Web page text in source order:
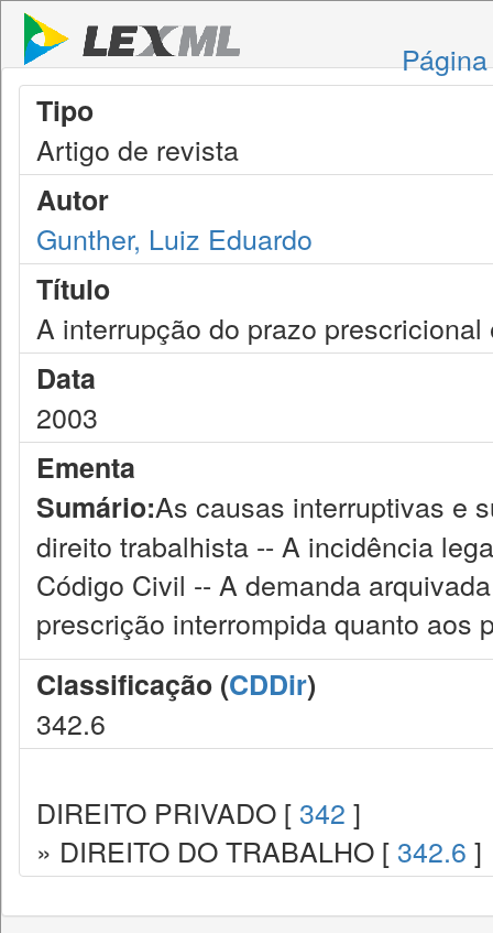
Tipo
Artigo de revista
Autor
Gunther, Luiz Eduardo
Título
A interrupção do prazo
Data
2003
Ementa
Sumário:As causas interruptivas e
direito trabalhista -- A incidência
Código Civil -- A demanda
prescrição interrompida quanto aos
Classificação (CDDir)
342.6
DIREITO PRIVADO [ 342 ]
» DIREITO DO TRABALHO [ 342.6 ]